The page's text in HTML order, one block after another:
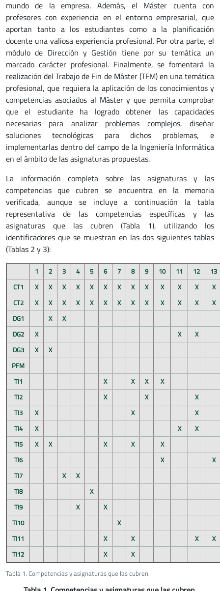
mundo de la empresa. Además, el Máster cuenta con
profesores con experiencia en el entorno empresarial, que
aportan tanto a los estudiantes como a la planificación
docente una valiosa experiencia profesional. Por otra parte, el
módulo de Dirección y Gestión tiene por su temática un
marcado carácter profesional. Finalmente, se fomentará la
realización del Trabajo de Fin de Máster (TFM) en una temática
profesional, que requiera la aplicación de los conocimientos y
competencias asociados al Máster y que permita comprobar
que el estudiante ha logrado obtener las capacidades
necesarias para analizar problemas complejos, diseñar
soluciones tecnológicas para dichos problemas, e
implementarlas dentro del campo de la Ingeniería Informática
en el ámbito de las asignaturas propuestas.
La información completa sobre las asignaturas y las
competencias que cubren se encuentra en la memoria
verificada, aunque se incluye a continuación la tabla
representativa de las competencias específicas y las
asignaturas que las cubren (Tabla 1), utilizando los
identificadores que se muestran en las dos siguientes tablas
(Tablas 2 y 3):
Tabla 1. Competencias y asignaturas que las cubren.
1 2 3 4 5 6 7 8 9 10 11 12
13
CT1
X X X X X X X X X X X X
X
CT2
X X X X X X X X X X X X
X
DG1
X
X
DG2
X X
X
DG3
X
X
PFM
TI1
X X X
X
TI2
X X
X
TI3
X X
X
TI4
X X
X
TI5
X X X X
X
TI6
X
X
TI7
X
X
TI8
X
TI9
X
X
TI10
X
TI11
X X X
X
TI12
X X